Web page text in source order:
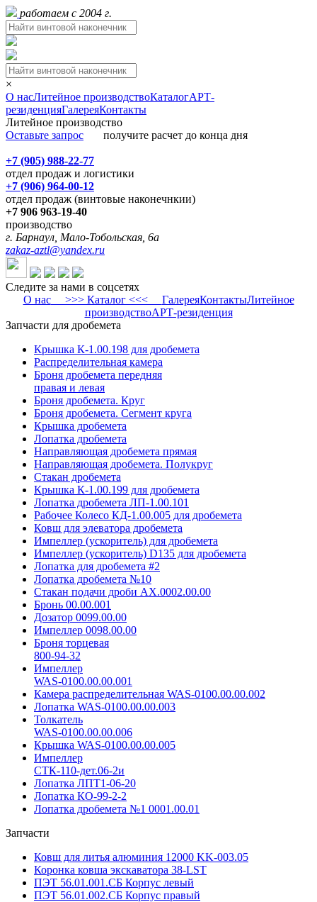
работаем с 2004 г.
×
О насЛитейное производствоКаталогАРТ-
резиденцияГалереяКонтакты
Литейное производство
Оставьте запрос получите расчет до конца дня
+7 (905) 988-22-77
отдел продаж и логистики
+7 (906) 964-00-12
отдел продаж (винтовые наконечнкии)
+7 906 963-19-40
производство
г. Барнаул, Мало-Тобольская, 6а
zakaz-aztl@yandex.ru
Следите за нами в соцсетях
О нас>>> Каталог <<< ГалереяКонтактыЛитейное
производствоАРТ-резиденция
Запчасти для дробемета
Крышка К-1.00.198 для дробемета
Распределительная камера
Броня дробемета передняя
правая и левая
Броня дробемета. Круг
Броня дробемета. Сегмент круга
Крышка дробемета
Лопатка дробемета
Направляющая дробемета прямая
Направляющая дробемета. Полукруг
Стакан дробемета
Крышка К-1.00.199 для дробемета
Лопатка дробемета ЛП-1.00.101
Рабочее Колесо КД-1.00.005 для дробемета
Ковш для элеватора дробемета
Импеллер (ускоритель) для дробемета
Импеллер (ускоритель) D135 для дробемета
Лопатка для дробемета #2
Лопатка дробемета №10
Стакан подачи дроби АХ.0002.00.00
Бронь 00.00.001
Дозатор 0099.00.00
Импеллер 0098.00.00
Броня торцевая
800-94-32
Импеллер
WAS-0100.00.00.001
Камера распределительная WAS-0100.00.00.002
Лопатка WAS-0100.00.00.003
Толкатель
WAS-0100.00.00.006
Крышка WAS-0100.00.00.005
Импеллер
СТК-110-дет.06-2и
Лопатка ЛПТ1-06-20
Лопатка КО-99-2-2
Лопатка дробемета №1 0001.00.01
Запчасти
Ковш для литья алюминия 12000 KK-003.05
Коронка ковша экскаватора 38-LST
ПЭТ 56.01.001.СБ Корпус левый
ПЭТ 56.01.002.СБ Корпус правый